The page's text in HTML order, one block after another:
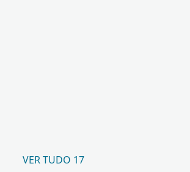
VER TUDO 17